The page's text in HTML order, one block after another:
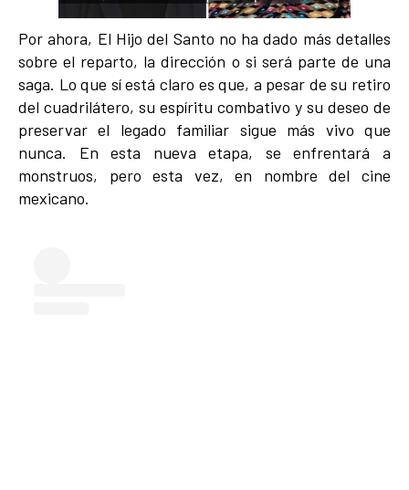
Por ahora, El Hijo del Santo no ha dado más detalles
sobre el reparto, la dirección o si será parte de una
saga. Lo que sí está claro es que, a pesar de su retiro
del cuadrilátero, su espíritu combativo y su deseo de
preservar el legado familiar sigue más vivo que
nunca. En esta nueva etapa, se enfrentará a
monstruos, pero esta vez, en nombre del cine
mexicano.